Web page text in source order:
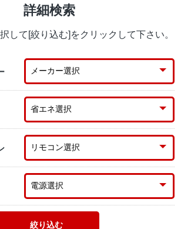
詳細検索
して[絞り込む]をクリックして下さい。